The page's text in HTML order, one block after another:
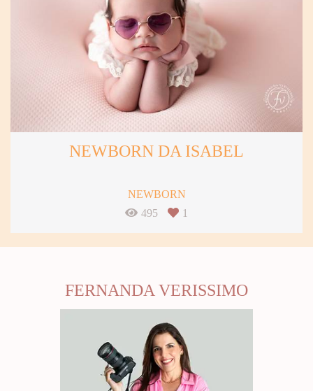
NEWBORN DA ISABEL
NEWBORN
495
1
FERNANDA VERISSIMO